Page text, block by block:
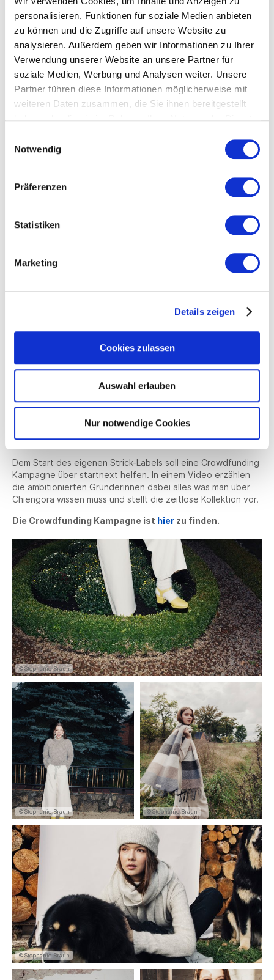
personalisieren, Funktionen für soziale Medien anbieten
zu können und die Zugriffe auf unsere Website zu
analysieren. Außerdem geben wir Informationen zu Ihrer
Verwendung unserer Website an unsere Partner für
soziale Medien, Werbung und Analysen weiter. Unsere
Partner führen diese Informationen möglicherweise mit
weiteren Daten zusammen, die Sie ihnen bereitgestellt
Notwendig
Präferenzen
Statistiken
Marketing
Details zeigen
Cookies zulassen
Auswahl erlauben
Nur notwendige Cookies
nicht nur das eigene Label, sondern viele hochwertige
Labels mit ihrem innovativen, biologisch abbaubarem und
Damit die Modelabels merken, dass der Endkunde bereit für
eine neue, tatsächlich authentisch nachhaltige Wollart ist,
haben die beiden Gründerinnen Ann Cathrin Schönrock und
gesetzt. Nach einem erfolgreichen Start werden noch mehr
Modelabels als jetzt schon das Garn anfragen.
Dem Start des eigenen Strick-Labels soll eine Crowdfunding
Kampagne über startnext helfen. In einem Video erzählen
die ambitionierten Gründerinnen dabei alles was man über
Chiengora wissen muss und stellt die zeitlose Kollektion vor.
Die Crowdfunding Kampagne ist hier zu finden.
©Stephanie Braun
©Stephanie Braun ©Stephanie Braun
©Stephanie Braun